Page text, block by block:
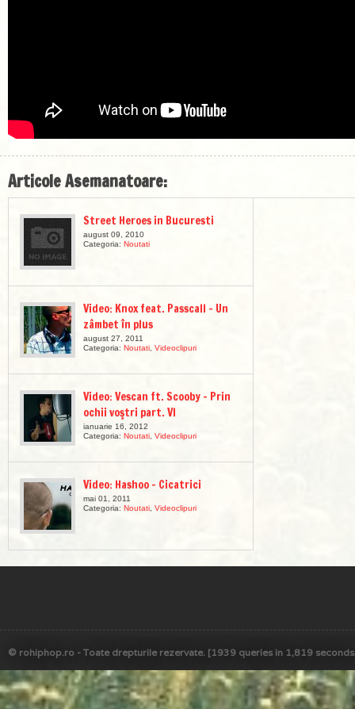
Articole Asemanatoare:
Street Heroes in Bucuresti
august 09, 2010
Categoria: Noutati
Video: Knox feat. Passcall – Un
zâmbet în plus
august 27, 2011
Categoria: Noutati Videoclipuri
Video: Vescan ft. Scooby – Prin
ochii voştri part. VI
ianuarie 16, 2012
Categoria: Noutati Videoclipuri
Video: Hashoo – Cicatrici
mai 01, 2011
Categoria: Noutati Videoclipuri
© rohiphop.ro - Toate drepturile rezervate. [1939 queries in 1,819